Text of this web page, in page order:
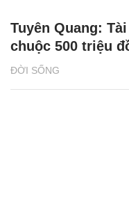
ĐỜI SỐNG
Tuyên Quang:
chuộc 500 triệu